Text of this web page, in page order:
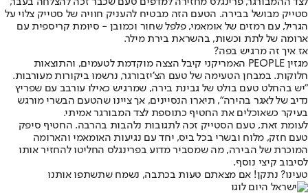
סטייק מבושל בבירה. הטעם הזה מבטיח להעניק חוויה של סטייק צלוי על
הגריל, עם רמזים של אומאמי, פלפל שחור וכמובן - סיומת קריספית עם
ארומה של לתת וכשות, בהשראת בירת מילר.
אז איך זה מרגיש בפה?
מגזין PEOPLE האמריקני קיבל הצצה מוקדמת לטעמים, והתוצאות
חלוקות. במבחן הטעימה של טעם הצ'יזבורגר, נרשמו ביקורות מעורבות.
"יש בהחלט טעם בולט של גבינת בירה, שמרגיש כאילו עורבב עם שפריץ
נדיב של לאגר בהירה", תיארו הנסיינים, אך ציינו שהטעם הבשרי מורגש
בעיקר כשאוכלים את החטיף כתוספת לצד המבורגר אמיתי.
לעומת זאת, טעם הסטייק זכה לתגובות נלהבות בהרבה. החטיף סיפק
טעם חזק, מלוח ובשרי בכל ביס, יחד עם נגיעות האומאמי והארומה
המוכרת של הבירה, מה שמסביר מדוע בפרינגלס החליטו להחזיר אותו
לסיבוב קיצי נוסף.
טעינו? נתקן! אם מצאתם טעות בכתבה, נשמח שתשתפו אותנו